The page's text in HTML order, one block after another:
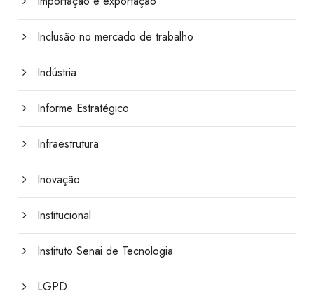
Inclusão no mercado de trabalho
Indústria
Informe Estratégico
Infraestrutura
Inovação
Institucional
Instituto Senai de Tecnologia
LGPD